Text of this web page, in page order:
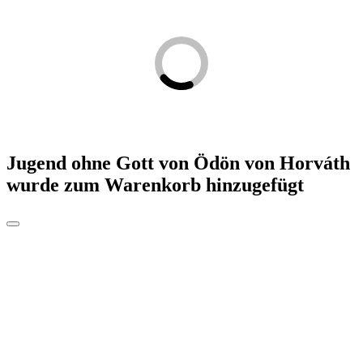
Jugend ohne Gott von Ödön von Horváth
wurde zum Warenkorb hinzugefügt